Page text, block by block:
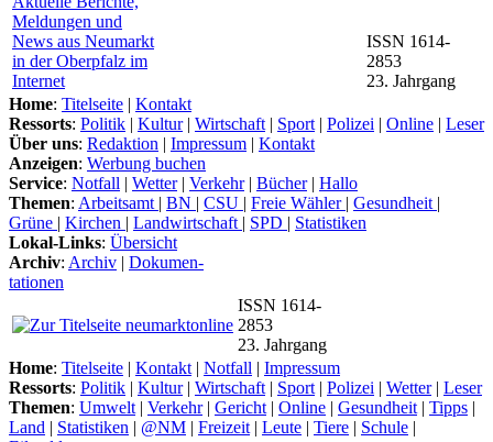
ISSN 1614-
2853
23. Jahrgang
Home: Titelseite | Kontakt
Ressorts: Politik | Kultur| Wirtschaft | Sport | Polizei | Online | Leser
Über uns: Redaktion | Impressum | Kontakt
Anzeigen: Werbung buchen
Service: Notfall | Wetter| Verkehr| Bücher| Hallo
Themen: Arbeitsamt | BN | CSU | Freie Wähler | Gesundheit |
Grüne | Kirchen | Landwirtschaft | SPD | Statistiken
Lokal-Links: Übersicht
Archiv: Archiv | Dokumen-
tationen
ISSN 1614-
2853
23. Jahrgang
Home: Titelseite | Kontakt | Notfall | Impressum
Ressorts: Politik | Kultur| Wirtschaft | Sport | Polizei | Wetter| Leser
Themen: Umwelt | Verkehr| Gericht | Online | Gesundheit | Tipps |
Land | Statistiken | @NM | Freizeit | Leute | Tiere | Schule |